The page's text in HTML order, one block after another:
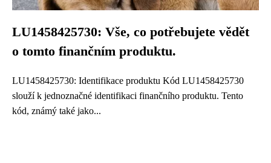
LU1458425730: Vše, co potřebujete vědět
o tomto finančním produktu.
LU1458425730: Identifikace produktu Kód LU1458425730
slouží k jednoznačné identifikaci finančního produktu. Tento
kód, známý také jako...